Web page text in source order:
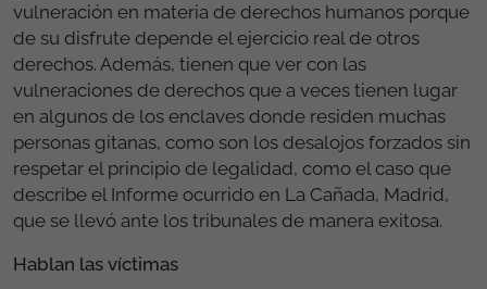
vulneración en materia de derechos humanos porque
de su disfrute depende el ejercicio real de otros
derechos. Además, tienen que ver con las
vulneraciones de derechos que a veces tienen lugar
en algunos de los enclaves donde residen muchas
personas gitanas, como son los desalojos forzados sin
respetar el principio de legalidad, como el caso que
describe el Informe ocurrido en La Cañada, Madrid,
que se llevó ante los tribunales de manera exitosa.
Hablan las víctimas